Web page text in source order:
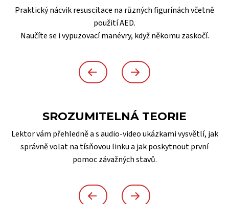
Praktický nácvik resuscitace na různých figurínách včetně
použití AED.
Naučíte se i vypuzovací manévry, když někomu zaskočí.
SROZUMITELNÁ TEORIE
Lektor vám přehledně a s audio-video ukázkami vysvětlí, jak
správně volat na tísňovou linku a jak poskytnout první
pomoc závažných stavů.